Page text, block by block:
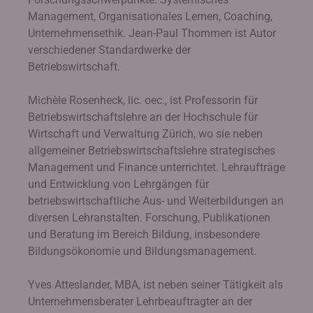
Management, Organisationales Lernen, Coaching,
Unternehmensethik. Jean-Paul Thommen ist Autor
verschiedener Standardwerke der
Betriebswirtschaft.
Michèle Rosenheck, lic. oec., ist Professorin für
Betriebswirtschaftslehre an der Hochschule für
Wirtschaft und Verwaltung Zürich, wo sie neben
allgemeiner Betriebswirtschaftslehre strategisches
Management und Finance unterrichtet. Lehraufträge
und Entwicklung von Lehrgängen für
betriebswirtschaftliche Aus- und Weiterbildungen an
diversen Lehranstalten. Forschung, Publikationen
und Beratung im Bereich Bildung, insbesondere
Bildungsökonomie und Bildungsmanagement.
Yves Atteslander, MBA, ist neben seiner Tätigkeit als
Unternehmensberater Lehrbeauftragter an der